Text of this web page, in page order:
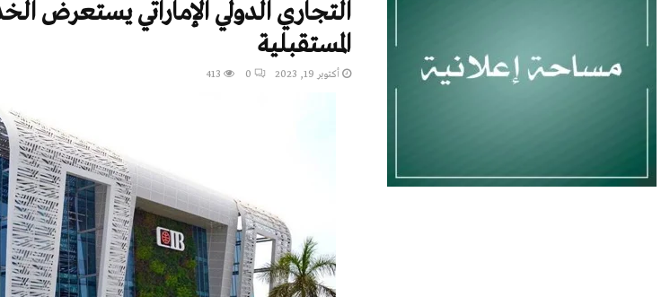
التجاري الدولي الإماراتي يستعرض
المستقبلية
أكتوبر 19, 2023 0
413